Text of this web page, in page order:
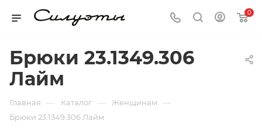
0
Брюки 23.1349.306
Лайм
Главная — Каталог — Женщинам —
Брюки 23.1349.306 Лайм